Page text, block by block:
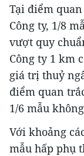
Tại điểm
Công ty, 1/8
vượt quy
Công ty 1 km
giá trị thuỷ
điểm quan
1/6 mẫu
Với khoảng
mẫu hấp phụ